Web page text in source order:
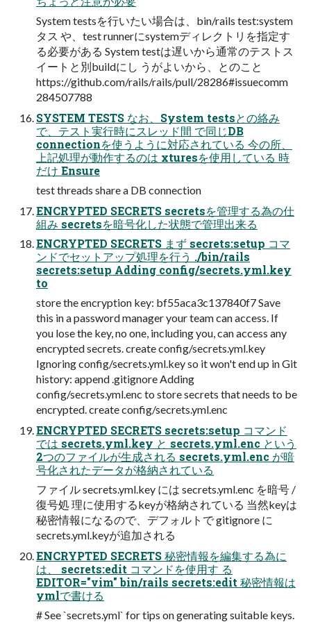
System testsを行いたい場合は、bin/rails test:system
タス や、test runnerにsystemディレクトリを指定す
る必要がある System testは遅いから通常のテストス
イートと別buildにし うがよいから、とのこと
https://github.com/rails/rails/pull/28286#issuecomm
284507788
SYSTEM TESTS なお、System testsとの絡み
で、テスト実行時にスレッド間 で同じDB
connectionを使うように対応されている 今の所、
上記処理が動作するのは xturesを使用している 時
だけ Ensure
test threads share a DB connection
ENCRYPTED SECRETS secretsを管理する為の仕
組み secretsを暗号化した状態で管理出来る
ENCRYPTED SECRETS まず secrets:setup コマ
ンドでセットアップ処理を行う ./bin/rails
secrets:setup Adding config/secrets.yml.key
to
store the encryption key: bf55aca3c137840f7 Save
this in a password manager your team can access. If
you lose the key, no one, including you, can access any
encrypted secrets. create config/secrets.yml.key
Ignoring config/secrets.yml.key so it won't end up in Git
history: append .gitignore Adding
config/secrets.yml.enc to store secrets that needs to be
encrypted. create config/secrets.yml.enc
ENCRYPTED SECRETS secrets:setup コマンド
では secrets.yml.key と secrets.yml.enc という
2つのファイルが生成される secrets.yml.enc が暗
号化されたデータが格納されている
ファイル secrets.yml.key には secrets.yml.enc を暗号 /
復号処 理に使用するkeyが格納されている 当然keyは
秘密情報になるので、デフォルトで gitignore に
secrets.yml.keyが追加される
ENCRYPTED SECRETS 秘密情報を編集する為に
は、 secrets:edit コマンドを使用す る
EDITOR="vim" bin/rails secrets:edit 秘密情報は
ymlで書ける
# See `secrets.yml` for tips on generating suitable keys.